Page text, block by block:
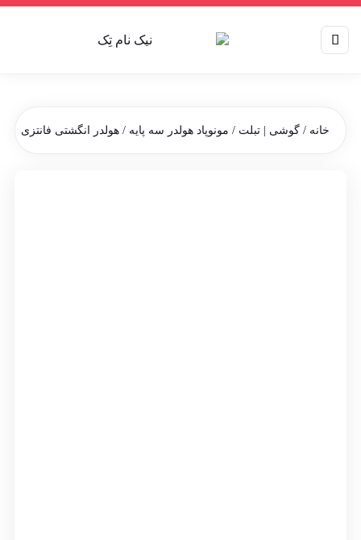
خانه / گوشی | تبلت / مونوپاد هولدر سه پایه / هولدر انگشتی فانتزی